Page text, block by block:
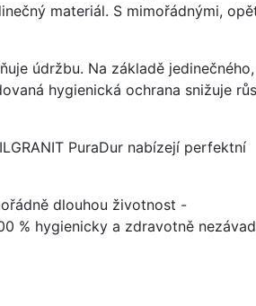
materiál. S mimořádnými,
údržbu. Na základě jedinečného,
hygienická ochrana snižuje
PuraDur nabízejí perfektní
dlouhou životnost -
% hygienicky a zdravotně